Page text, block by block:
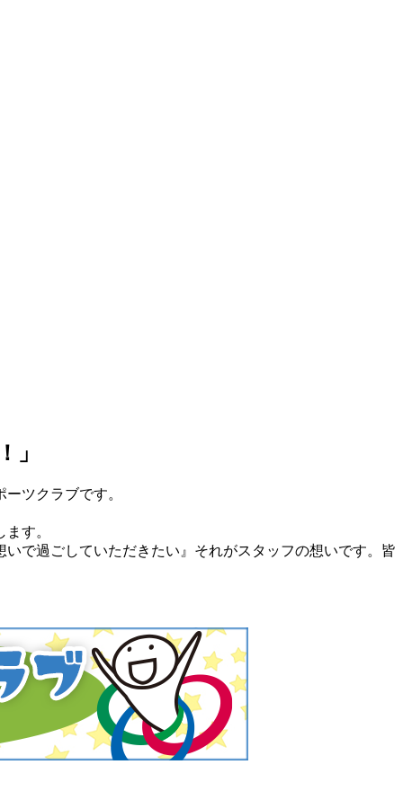
」
ツクラブです。
す。
で過ごしていただきたい』それがスタッフの想いです。皆